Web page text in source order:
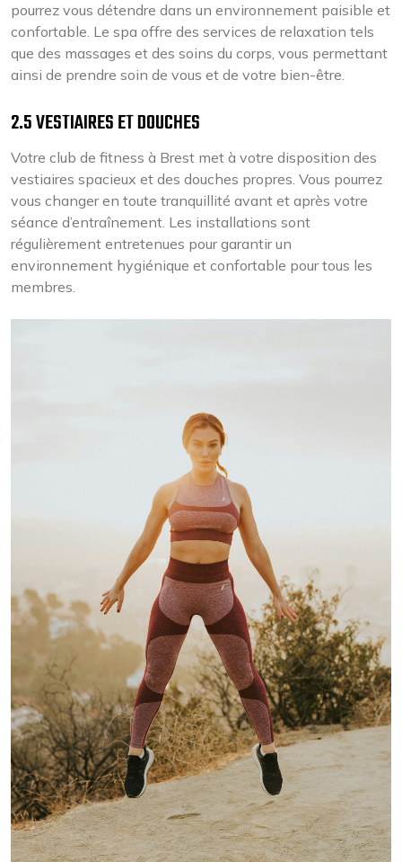
pourrez vous détendre dans un environnement paisible et
confortable. Le spa offre des services de relaxation tels
que des massages et des soins du corps, vous permettant
ainsi de prendre soin de vous et de votre bien-être.
2.5 VESTIAIRES ET DOUCHES
Votre club de fitness à Brest met à votre disposition des
vestiaires spacieux et des douches propres. Vous pourrez
vous changer en toute tranquillité avant et après votre
séance d’entraînement. Les installations sont
régulièrement entretenues pour garantir un
environnement hygiénique et confortable pour tous les
membres.